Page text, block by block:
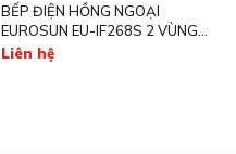
BẾP ĐIỆN HỒNG NGOẠI
EUROSUN EU-IF268S 2 VÙNG
NẤU 3600W
Liên hệ